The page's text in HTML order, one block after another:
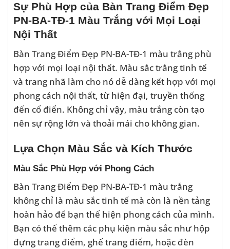
Sự Phù Hợp của Bàn Trang Điểm Đẹp
PN-BA-TĐ-1 Màu Trắng với Mọi Loại
Nội Thất
Bàn Trang Điểm Đẹp PN-BA-TĐ-1 màu trắng phù
hợp với mọi loại nội thất. Màu sắc trắng tinh tế
và trang nhã làm cho nó dễ dàng kết hợp với mọi
phong cách nội thất, từ hiện đại, truyền thống
đến cổ điển. Không chỉ vậy, màu trắng còn tạo
nên sự rộng lớn và thoải mái cho không gian.
Lựa Chọn Màu Sắc và Kích Thước
Màu Sắc Phù Hợp với Phong Cách
Bàn Trang Điểm Đẹp PN-BA-TĐ-1 màu trắng
không chỉ là màu sắc tinh tế mà còn là nền tảng
hoàn hảo để bạn thể hiện phong cách của mình.
Bạn có thể thêm các phụ kiện màu sắc như hộp
đựng trang điểm, ghế trang điểm, hoặc đèn